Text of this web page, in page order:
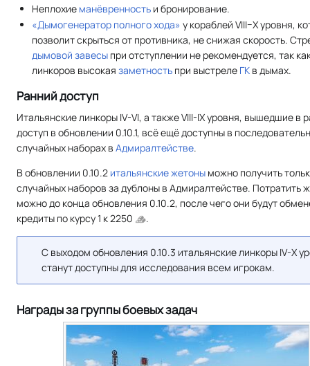
Неплохие манёвренность и бронирование.
«Дымогенератор полного хода» у кораблей VIII–X уровня,
позволит скрыться от противника, не снижая скорость.
дымовой завесы при отступлении не рекомендуется, так
линкоров высокаязаметность при выстреле ГК в дымах.
Ранний доступ
Итальянские линкоры IV-VI, а также VIII-IX уровня, вышедшие в
доступ в обновлении 0.10.1, всё ещё доступны в
случайных наборах в Адмиралтействе.
В обновлении 0.10.2 итальянские жетоны можно получить
случайных наборов за дублоны в Адмиралтействе. Потратить
можно до конца обновления 0.10.2, после чего они будут
кредиты по курсу 1 к 2250
.
С выходом обновления 0.10.3 итальянские линкоры IV-X
станут доступны для исследования всем игрокам.
Награды за группы боевых задач